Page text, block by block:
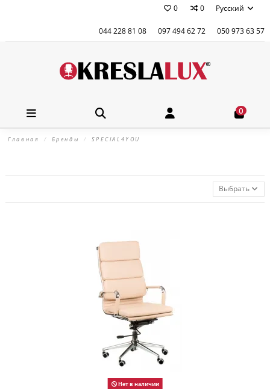
0 0 Русский
044 228 81 08 097 494 62 72 050 973 63 57
0
Главная Бренды SPECIAL4YOU
Выбрать
Нет в наличии